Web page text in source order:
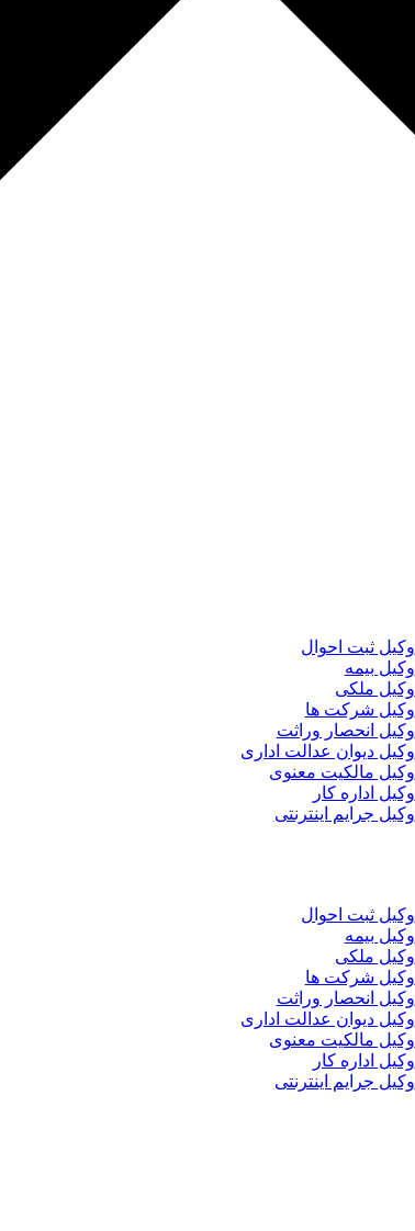
وکیل ثبت احوال
وکیل بیمه
وکیل ملکی
وکیل شرکت ها
وکیل انحصار وراثت
وکیل دیوان عدالت اداری
وکیل مالکیت معنوی
وکیل اداره کار
وکیل جرایم اینترنتی
وکیل ثبت احوال
وکیل بیمه
وکیل ملکی
وکیل شرکت ها
وکیل انحصار وراثت
وکیل دیوان عدالت اداری
وکیل مالکیت معنوی
وکیل اداره کار
وکیل جرایم اینترنتی